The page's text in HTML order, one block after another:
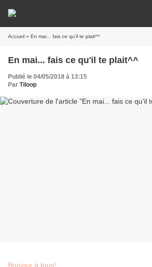
Accueil » En mai... fais ce qu'il te plait^^
En mai... fais ce qu'il te plait^^
Publié le 04/05/2018 à 13:15
Par Tiloop
Bonjour à tous!